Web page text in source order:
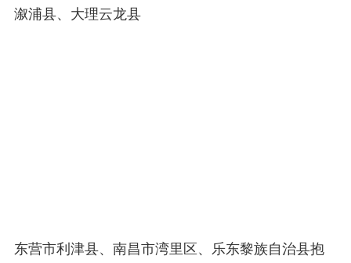
溆浦县、大理云龙县
东营市利津县、南昌市湾里区、乐东黎族自治县抱